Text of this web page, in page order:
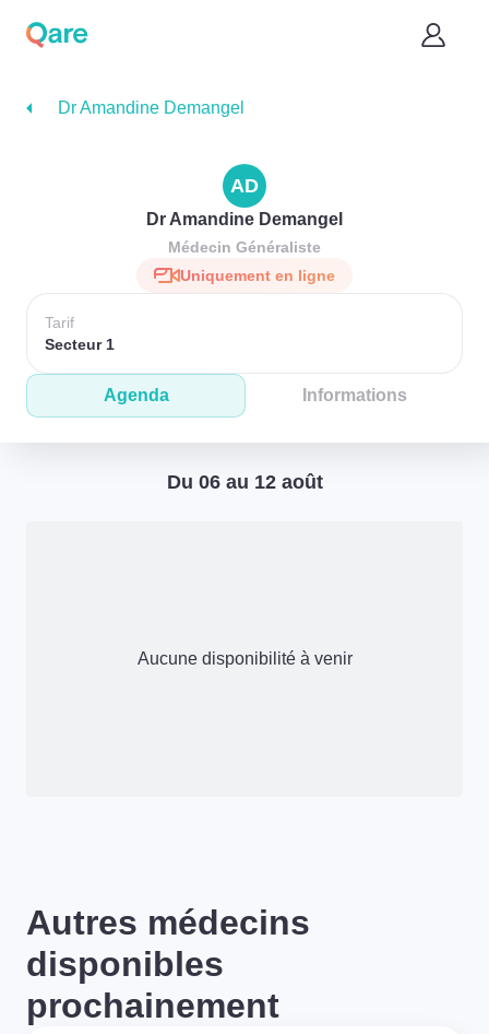
Dr Amandine Demangel
AD
Dr Amandine Demangel
Médecin Généraliste
Uniquement en ligne
Tarif
Secteur 1
Agenda Informations
Du 06 au 12 août
Aucune disponibilité à venir
Autres médecins
disponibles
prochainement